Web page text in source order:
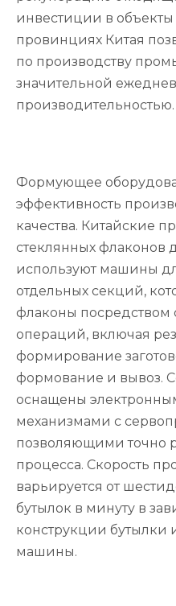
инвестиции в
провинциях Китая
по производству
значительной
производительностью.
Формующее
эффективность
качества. Китайские
стеклянных флаконов
используют машины
отдельных секций,
флаконы
операций, включая
формирование
формование и вывоз.
оснащены
механизмами с
позволяющими точно
процесса. Скорость
варьируется от
бутылок в минуту в
конструкции бутылки
машины.